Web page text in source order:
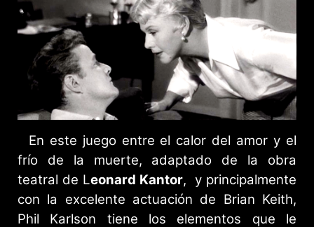
En este juego entre el calor del amor y el
frío de la muerte, adaptado de la obra
teatral de Leonard Kantor, y principalmente
con la excelente actuación de Brian Keith,
Phil Karlson tiene los elementos que le